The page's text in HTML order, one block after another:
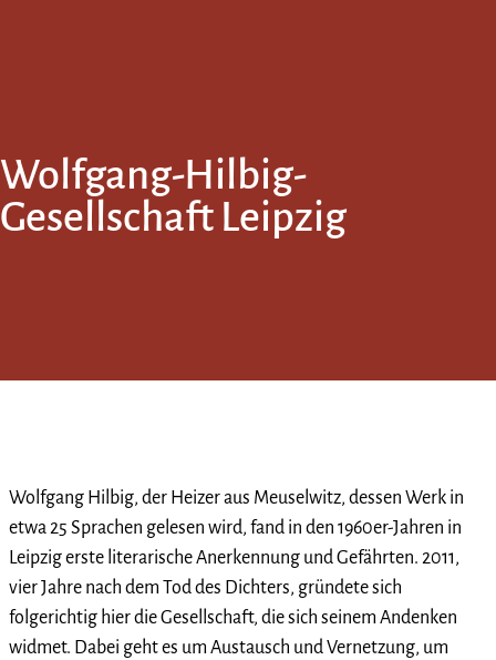
Wolfgang-Hilbig-
Gesellschaft Leipzig
Wolfgang Hilbig, der Heizer aus Meuselwitz, dessen Werk in
etwa 25 Sprachen gelesen wird, fand in den 1960er-Jahren in
Leipzig erste literarische Anerkennung und Gefährten. 2011,
vier Jahre nach dem Tod des Dichters, gründete sich
folgerichtig hier die Gesellschaft, die sich seinem Andenken
widmet. Dabei geht es um Austausch und Vernetzung, um